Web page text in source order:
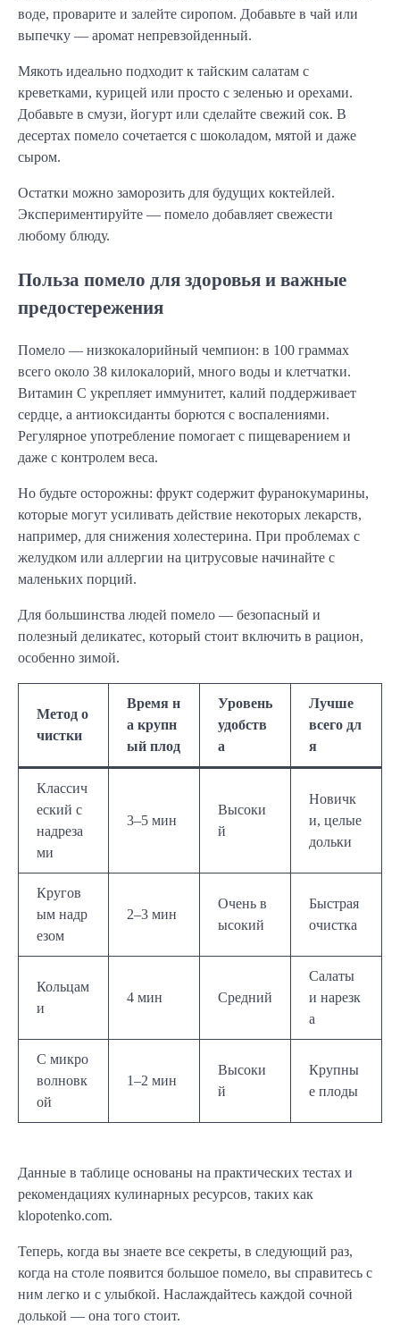
воде, проварите и залейте сиропом. Добавьте в чай или
выпечку — аромат непревзойденный.
Мякоть идеально подходит к тайским салатам с
креветками, курицей или просто с зеленью и орехами.
Добавьте в смузи, йогурт или сделайте свежий сок. В
десертах помело сочетается с шоколадом, мятой и даже
сыром.
Остатки можно заморозить для будущих коктейлей.
Экспериментируйте — помело добавляет свежести
любому блюду.
Польза помело для здоровья и важные
предостережения
Помело — низкокалорийный чемпион: в 100 граммах
всего около 38 килокалорий, много воды и клетчатки.
Витамин C укрепляет иммунитет, калий поддерживает
сердце, а антиоксиданты борются с воспалениями.
Регулярное употребление помогает с пищеварением и
даже с контролем веса.
Но будьте осторожны: фрукт содержит фуранокумарины,
которые могут усиливать действие некоторых лекарств,
например, для снижения холестерина. При проблемах с
желудком или аллергии на цитрусовые начинайте с
маленьких порций.
Для большинства людей помело — безопасный и
полезный деликатес, который стоит включить в рацион,
особенно зимой.
Метод о
чистки
Время н
а крупн
ый плод
Уровень
удобств
а
Лучше
всего дл
я
Классич
еский с
надреза
ми
3–5 мин
Высоки
й
Новичк
и, целые
дольки
Кругов
ым надр
езом
2–3 мин
Очень в
ысокий
Быстрая
очистка
Кольцам
и
4 мин Средний
Салаты
и нарезк
а
С микро
волновк
ой
1–2 мин
Высоки
й
Крупны
е плоды
Данные в таблице основаны на практических тестах и
рекомендациях кулинарных ресурсов, таких как
klopotenko.com.
Теперь, когда вы знаете все секреты, в следующий раз,
когда на столе появится большое помело, вы справитесь с
ним легко и с улыбкой. Наслаждайтесь каждой сочной
долькой — она того стоит.